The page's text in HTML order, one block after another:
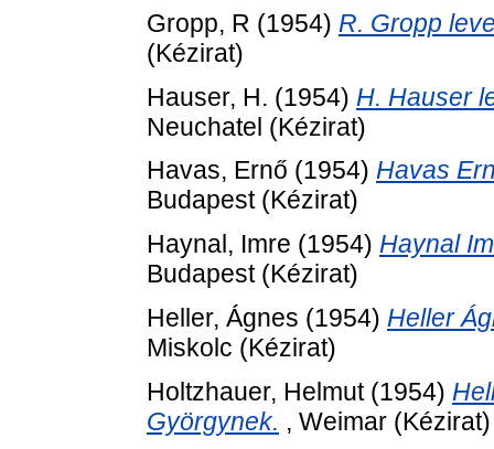
Gropp, R (1954) R. Gropp
(Kézirat)
Hauser, H. (1954) H. Hauser
Neuchatel (Kézirat)
Havas, Ernő (1954) Havas
Budapest (Kézirat)
Haynal, Imre (1954) Haynal
Budapest (Kézirat)
Heller, Ágnes (1954) Heller
Miskolc (Kézirat)
Holtzhauer, Helmut(1954)
Györgynek. , Weimar (Kézirat)